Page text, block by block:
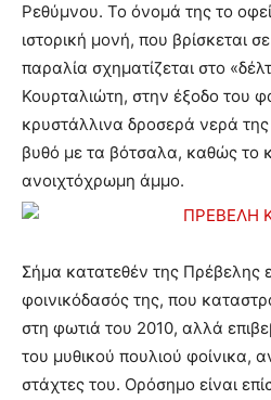
Ρεθύμνου. Το όνομά της το
ιστορική μονή, που βρίσκεται
παραλία σχηματίζεται στο
Κουρταλιώτη, στην έξοδο του
κρυστάλλινα δροσερά νερά
βυθό με τα βότσαλα, καθώς το
ανοιχτόχρωμη άμμο.
Σήμα κατατεθέν της Πρέβελης
φοινικόδασός της, που
στη φωτιά του 2010, αλλά
του μυθικού πουλιού φοίνικα,
στάχτες του. Ορόσημο είναι